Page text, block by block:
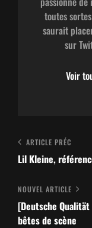
toutes
saurait
sur
Voir
Navigation
de
Article
Précédent
ARTICLE PRÉC
Lil Kleine,
Nouvel
article
NOUVEL ARTICLE
[Deutsche
bêtes de scène